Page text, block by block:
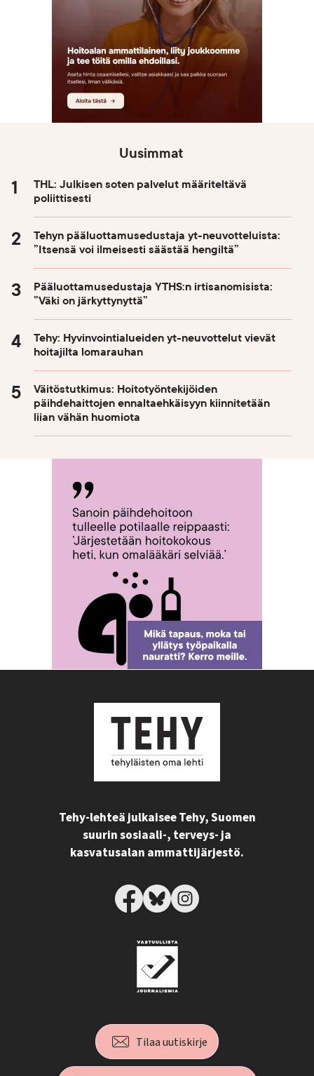
Uusimmat
THL: Julkisen soten palvelut määriteltävä
poliittisesti
Tehyn pääluottamusedustaja yt-neuvotteluista:
”Itsensä voi ilmeisesti säästää hengiltä”
Pääluottamusedustaja YTHS:n irtisanomisista:
”Väki on järkyttynyttä”
Tehy: Hyvinvointialueiden yt-neuvottelut vievät
hoitajilta lomarauhan
Väitöstutkimus: Hoitotyöntekijöiden
päihdehaittojen ennaltaehkäisyyn kiinnitetään
liian vähän huomiota
Tehy-lehteä julkaisee Tehy, Suomen
suurin sosiaali-, terveys- ja
kasvatusalan ammattijärjestö.
Tilaa uutiskirje